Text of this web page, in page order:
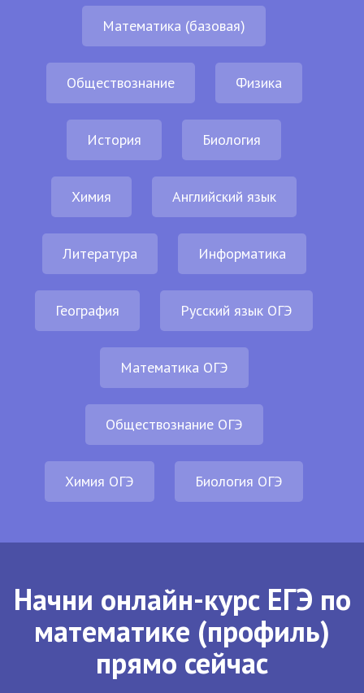
Математика (базовая)
Обществознание Физика
История Биология
Химия Английский язык
Литература Информатика
География Русский язык ОГЭ
Математика ОГЭ
Обществознание ОГЭ
Химия ОГЭ Биология ОГЭ
Начни онлайн-курс ЕГЭ по
математике (профиль)
прямо сейчас